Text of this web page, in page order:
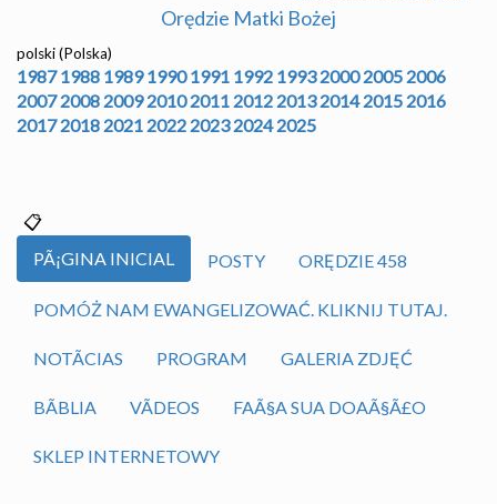
Orędzie Matki Bożej
polski (Polska)
1987 1988 1989 1990 1991 1992 1993 2000 2005 2006
2007 2008 2009 2010 2011 2012 2013 2014 2015 2016
2017 2018 2021 2022 2023 2024 2025
PÃ¡GINA INICIAL POSTY ORĘDZIE 458
POMÓŻ NAM EWANGELIZOWAĆ. KLIKNIJ TUTAJ.
NOTÃ­CIAS PROGRAM GALERIA ZDJĘĆ
BÃ­BLIA VÃ­DEOS FAÃ§A SUA DOAÃ§Ã£O
SKLEP INTERNETOWY